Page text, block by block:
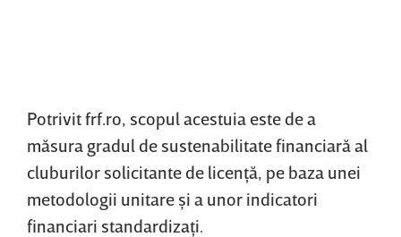
Potrivit frf.ro, scopul acestuia este de a
măsura gradul de sustenabilitate financiară al
cluburilor solicitante de licenţă, pe baza unei
metodologii unitare şi a unor indicatori
financiari standardizaţi.